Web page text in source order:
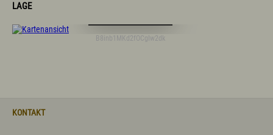
LAGE
B8inb1MKd2fOCgIw2dk
KONTAKT